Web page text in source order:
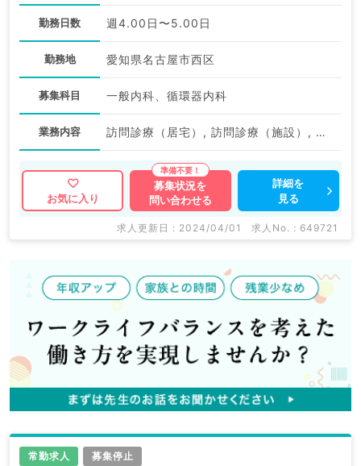
勤務日数 週4.00日〜5.00日
勤務地 愛知県名古屋市西区
募集科目 一般内科、循環器内科
業務内容 訪問診療（居宅）, 訪問診療（施設）, 訪問診療（施設）, 訪問診療（居宅）, 訪問診療（施設）
お気に入り
募集状況を
問い合わせる
詳細を
見る
求人更新日 : 2024/04/01 求人No. : 649721
常勤求人 募集停止